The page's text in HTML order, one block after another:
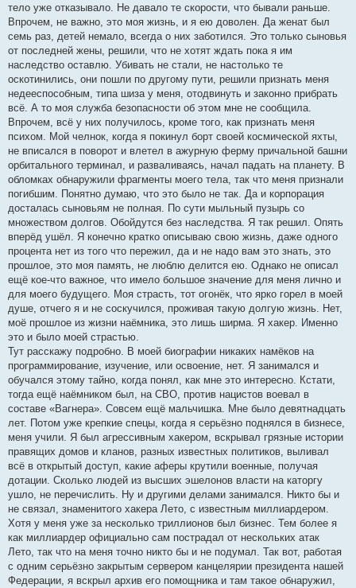
тело уже отказывало. Не давало те скорости, что бывали раньше.
Впрочем, не важно, это моя жизнь, и я ею доволен. Да женат был
семь раз, детей немало, всегда о них заботился. Это только сыновья
от последней жены, решили, что не хотят ждать пока я им
наследство оставлю. Убивать не стали, не настолько те
оскотинились, они пошли по другому пути, решили признать меня
недееспособным, типа шиза у меня, отодвинуть и законно прибрать
всё. А то моя служба безопасности об этом мне не сообщила.
Впрочем, всё у них получилось, кроме того, как признать меня
психом. Мой челнок, когда я покинул борт своей космической яхты,
не вписался в поворот и влетел в ажурную ферму причальной башни
орбитального терминал, и разваливаясь, начал падать на планету. В
обломках обнаружили фрагменты моего тела, так что меня признали
погибшим. Понятно думаю, что это было не так. Да и корпорация
досталась сыновьям не полная. По сути мыльный пузырь со
множеством долгов. Обойдутся без наследства. Я так решил. Опять
вперёд ушёл. Я конечно кратко описываю свою жизнь, даже одного
процента нет из того что пережил, да и не надо вам это знать, это
прошлое, это моя память, не люблю делится ею. Однако не описал
ещё кое-что важное, что имело большое значение для меня лично и
для моего будущего. Моя страсть, тот огонёк, что ярко горел в моей
душе, отчего я и не соскучился, проживая такую долгую жизнь. Нет,
моё прошлое из жизни наёмника, это лишь ширма. Я хакер. Именно
это и было моей страстью.
Тут расскажу подробно. В моей биографии никаких намёков на
программирование, изучение, или освоение, нет. Я занимался и
обучался этому тайно, когда понял, как мне это интересно. Кстати,
тогда ещё наёмником был, на СВО, против нацистов воевал в
составе «Вагнера». Совсем ещё мальчишка. Мне было девятнадцать
лет. Потом уже крепкие спецы, когда я серьёзно поднялся в бизнесе,
меня учили. Я был агрессивным хакером, вскрывал грязные истории
правящих домов и кланов, разных известных политиков, выливал
всё в открытый доступ, какие аферы крутили военные, получая
дотации. Сколько людей из высших эшелонов власти на каторгу
ушло, не перечислить. Ну и другими делами занимался. Никто бы и
не связал, знаменитого хакера Лето, с известным миллиардером.
Хотя у меня уже за несколько триллионов был бизнес. Тем более я
как миллиардер официально сам пострадал от нескольких атак
Лето, так что на меня точно никто бы и не подумал. Так вот, работая
с одним серьёзно закрытым сервером канцелярии президента нашей
Федерации, я вскрыл архив его помощника и там такое обнаружил,